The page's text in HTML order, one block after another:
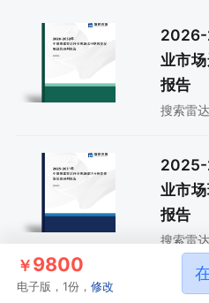
2026-
业市
报告
搜索雷达
2025-
业市
报告
搜索雷达
￥9800
电子版，1份，修改